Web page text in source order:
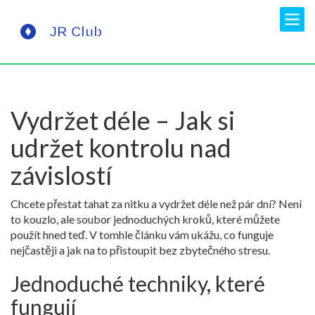
Vydržet déle – Jak si
udržet kontrolu nad
závislostí
Chcete přestat tahat za nitku a vydržet déle než pár dní? Není
to kouzlo, ale soubor jednoduchých kroků, které můžete
použít hned teď. V tomhle článku vám ukážu, co funguje
nejčastěji a jak na to přistoupit bez zbytečného stresu.
Jednoduché techniky, které
fungují